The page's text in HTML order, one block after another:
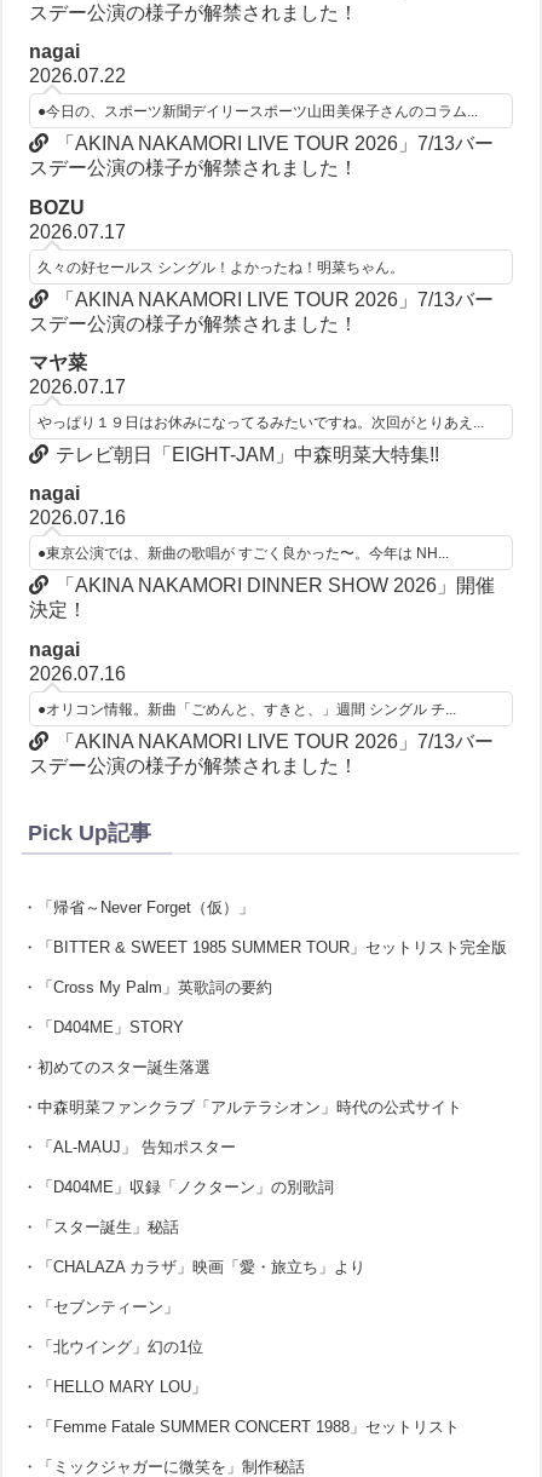
スデー公演の様子が解禁されました！
nagai
2026.07.22
●今日の、スポーツ新聞デイリースポーツ山田美保子さんのコラム...
「AKINA NAKAMORI LIVE TOUR 2026」7/13バー
スデー公演の様子が解禁されました！
BOZU
2026.07.17
久々の好セールス シングル！よかったね！明菜ちゃん。
「AKINA NAKAMORI LIVE TOUR 2026」7/13バー
スデー公演の様子が解禁されました！
マヤ菜
2026.07.17
やっぱり１９日はお休みになってるみたいですね。次回がとりあえ...
テレビ朝日「EIGHT-JAM」中森明菜大特集!!
nagai
2026.07.16
●東京公演では、新曲の歌唱が すごく良かった〜。今年は NH...
「AKINA NAKAMORI DINNER SHOW 2026」開催
決定！
nagai
2026.07.16
●オリコン情報。新曲「ごめんと、すきと、」週間 シングル チ...
「AKINA NAKAMORI LIVE TOUR 2026」7/13バー
スデー公演の様子が解禁されました！
Pick Up記事
・「帰省～Never Forget（仮）」
・「BITTER & SWEET 1985 SUMMER TOUR」セットリスト完全版
・「Cross My Palm」英歌詞の要約
・「D404ME」STORY
・初めてのスター誕生落選
・中森明菜ファンクラブ「アルテラシオン」時代の公式サイト
・「AL-MAUJ」 告知ポスター
・「D404ME」収録「ノクターン」の別歌詞
・「スター誕生」秘話
・「CHALAZA カラザ」映画「愛・旅立ち」より
・「セブンティーン」
・「北ウイング」幻の1位
・「HELLO MARY LOU」
・「Femme Fatale SUMMER CONCERT 1988」セットリスト
・「ミックジャガーに微笑を」制作秘話